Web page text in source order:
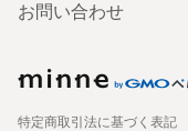
お問い合わせ
特定商取引法に基づく表記